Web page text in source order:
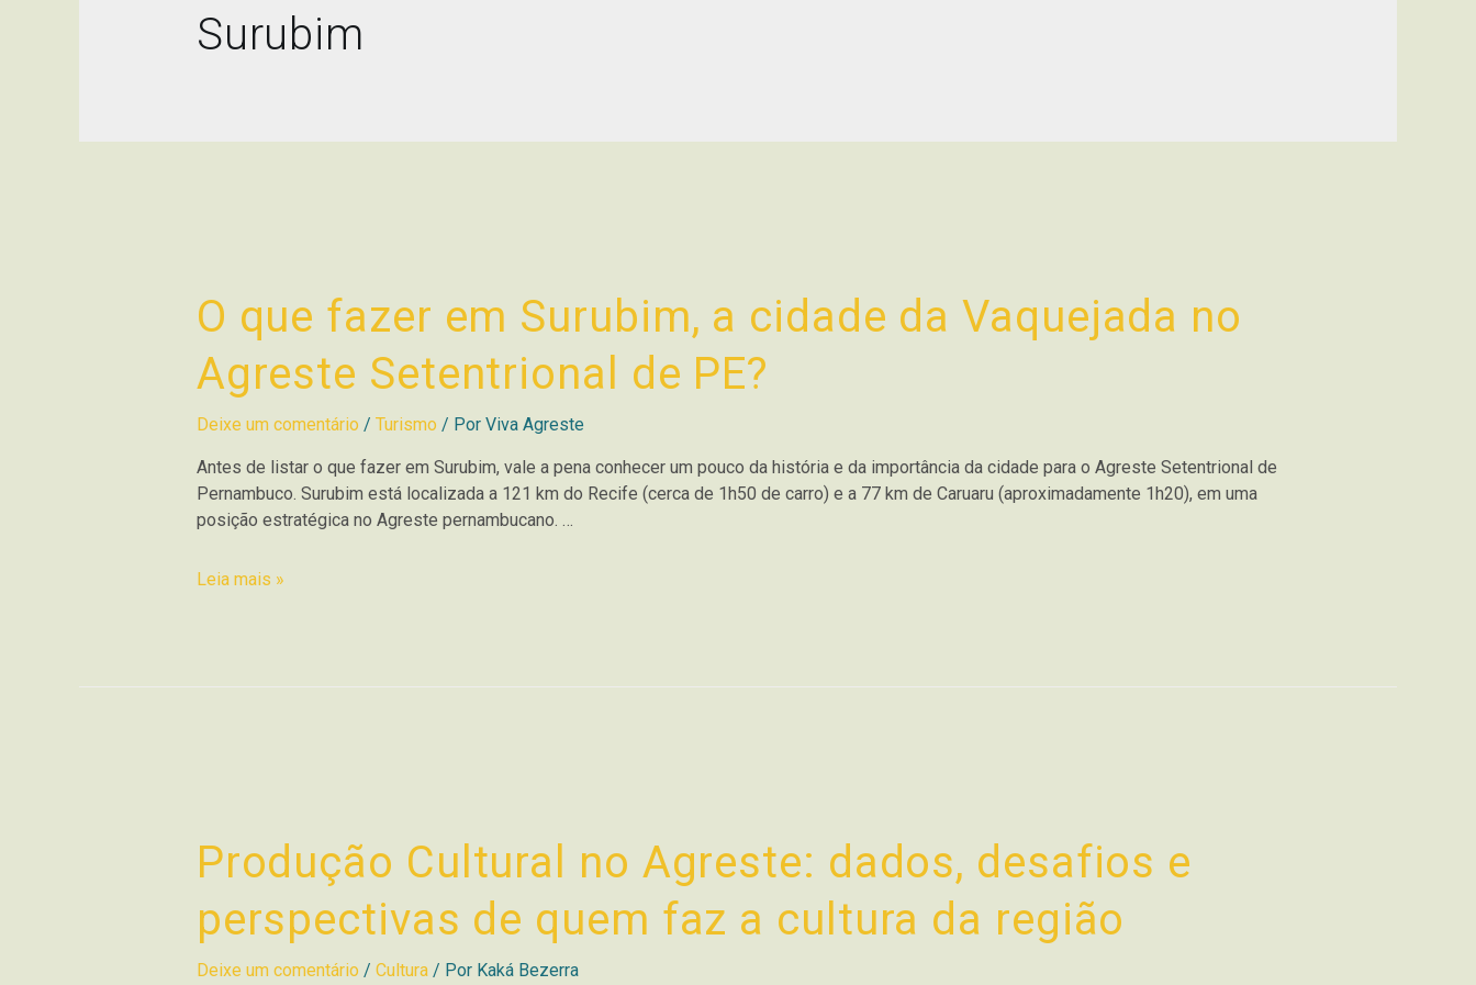
Surubim
O que fazer em Surubim, a cidade da Vaquejada no
Agreste Setentrional de PE?
Deixe um comentário / Turismo / Por Viva Agreste
Antes de listar o que fazer em Surubim, vale a pena conhecer um pouco da história e da importância da cidade para o Agreste Setentrional de
Pernambuco. Surubim está localizada a 121 km do Recife (cerca de 1h50 de carro) e a 77 km de Caruaru (aproximadamente 1h20), em uma
posição estratégica no Agreste pernambucano. …
Leia mais »
Produção Cultural no Agreste: dados, desafios e
perspectivas de quem faz a cultura da região
Deixe um comentário / Cultura/ Por Kaká Bezerra